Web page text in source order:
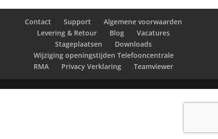
Contact Support
Algemene voorwaarden
Levering & Retour
Blog
Vacatures
Stageplaatsen
Downloads
Wijziging openingstijden Telefooncentrale
RMA
Privacy Verklaring Teamviewer